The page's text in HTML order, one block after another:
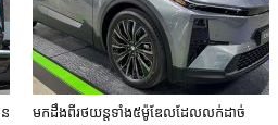
មកដឹងពីរថយន្តទាំង៥ម៉ូឌែលដែលលក់ដាច់